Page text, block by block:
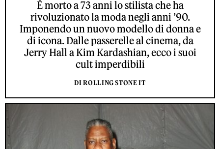
È morto a 73 anni lo stilista che ha
rivoluzionato la moda negli anni ’90.
Imponendo un nuovo modello di donna e
di icona. Dalle passerelle al cinema, da
Jerry Hall a Kim Kardashian, ecco i suoi
cult imperdibili
DI ROLLING STONE IT